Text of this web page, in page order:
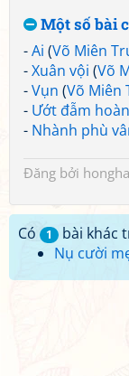
Một số bài
-Ai (Võ Miên
-Xuân vội (Võ
-Vụn (Võ Miên
- Ướt đẫm
- Nhành phù
Đăng bởi
Có 1
bài khác
Nụ cười